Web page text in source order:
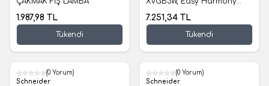
1.987,98 TL
Tükendi
Ø60, kırmızı turuncu yeşil,
sabit ışıklı, taban montajı,
IP53, 24 V AC/DC
7.251,34 TL
Tükendi
(0 Yorum)
Schneider
(0 Yorum)
Schneider